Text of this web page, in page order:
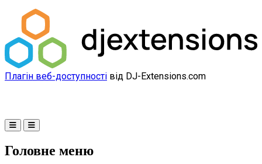
Плагін веб-доступності від DJ-Extensions.com
Головне меню